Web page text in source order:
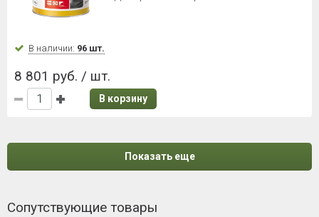
В наличии: 96 шт.
8 801 руб. / шт.
В корзину
Показать еще
Сопутствующие товары